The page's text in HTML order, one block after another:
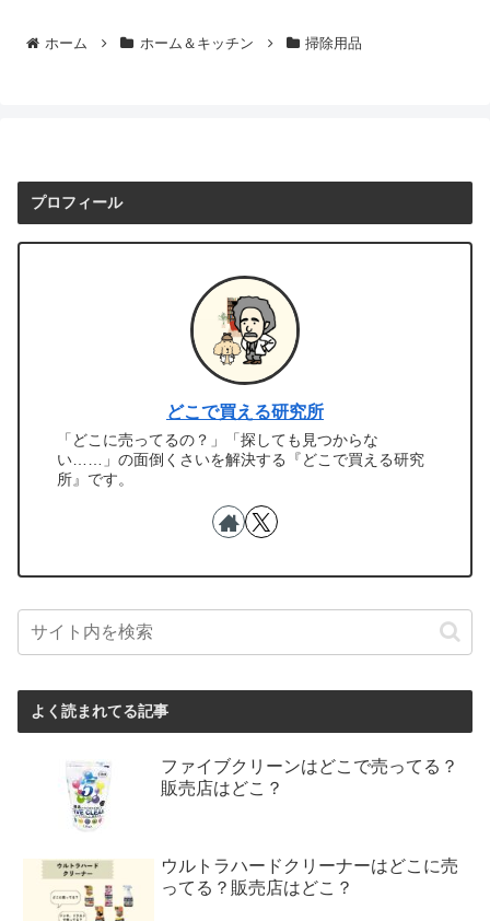
ホーム ホーム＆キッチン 掃除用品
プロフィール
どこで買える研究所
「どこに売ってるの？」「探しても見つからな
い……」の面倒くさいを解決する『どこで買える研究
所』です。
よく読まれてる記事
ファイブクリーンはどこで売ってる？
販売店はどこ？
ウルトラハードクリーナーはどこに売
ってる？販売店はどこ？